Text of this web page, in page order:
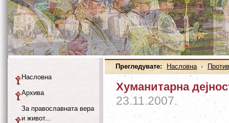
Прегледувате: Насловна
Хуманитарна
23.11.2007.
Насловна
Архива
За православната вера
и живот...